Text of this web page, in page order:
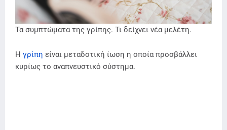
Τα συμπτώματα της γρίπης. Τι δείχνει νέα μελέτη.
Η γρίπη είναι μεταδοτική ίωση η οποία προσβάλλει
κυρίως το αναπνευστικό σύστημα.